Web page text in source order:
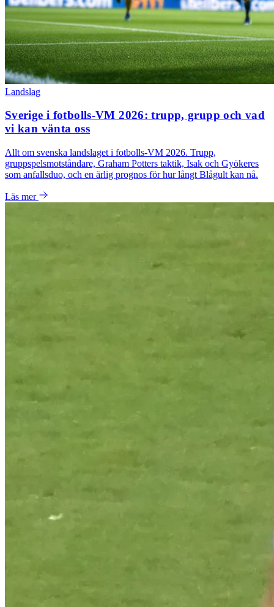
Landslag
Sverige i fotbolls-VM 2026: trupp, grupp och vad
vi kan vänta oss
Allt om svenska landslaget i fotbolls-VM 2026. Trupp,
gruppspelsmotståndare, Graham Potters taktik, Isak och Gyökeres
som anfallsduo, och en ärlig prognos för hur långt Blågult kan nå.
Läs mer